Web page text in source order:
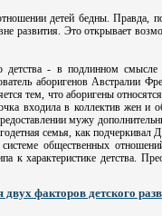
детей бедны. Правда,
развития. Это открывает
- в подлинном
аборигенов Австралии
тем, что аборигены
входила в коллектив жен и
мужу
семья, как
общественных
к характеристике детства.
факторов детского